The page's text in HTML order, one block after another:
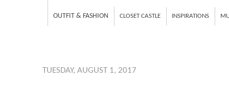
OUTFIT & FASHION CLOSET CASTLE INSPIRATIONS
TUESDAY, AUGUST 1, 2017